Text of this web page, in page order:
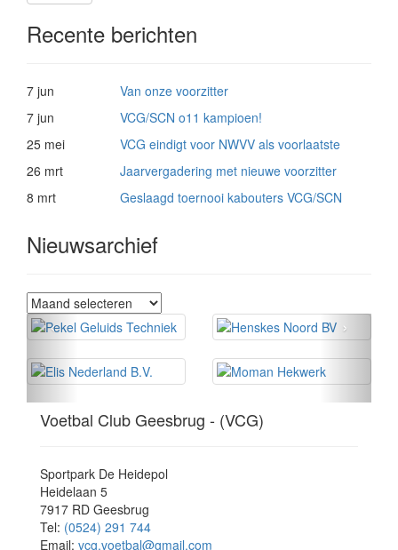
Recente berichten
7 jun
Van onze voorzitter
7 jun
VCG/SCN o11 kampioen!
25 mei
VCG eindigt voor NWVV als voorlaatste
26 mrt
Jaarvergadering met nieuwe voorzitter
8 mrt
Geslaagd toernooi kabouters VCG/SCN
Nieuwsarchief
Nieuwsarchief
‹ ›
Voetbal Club Geesbrug - (VCG)
Sportpark De Heidepol
Heidelaan 5
7917 RD Geesbrug
Tel: (0524) 291 744
Email: vcg.voetbal@gmail.com